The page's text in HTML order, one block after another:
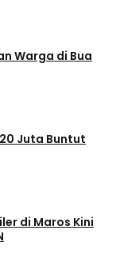
Warga di Bua
Juta Buntut
di Maros Kini